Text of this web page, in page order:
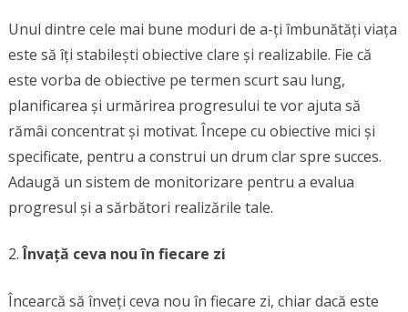
Unul dintre cele mai bune moduri de a-ți îmbunătăți viața
este să îți stabilești obiective clare și realizabile. Fie că
este vorba de obiective pe termen scurt sau lung,
planificarea și urmărirea progresului te vor ajuta să
rămâi concentrat și motivat. Începe cu obiective mici și
specificate, pentru a construi un drum clar spre succes.
Adaugă un sistem de monitorizare pentru a evalua
progresul și a sărbători realizările tale.
Învață ceva nou în fiecare zi
Încearcă să înveți ceva nou în fiecare zi, chiar dacă este